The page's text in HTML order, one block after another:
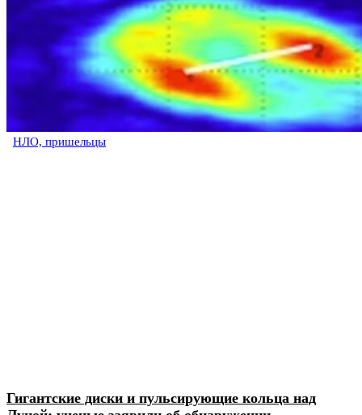
НЛО, пришельцы
Гигантские диски и пульсирующие кольца над